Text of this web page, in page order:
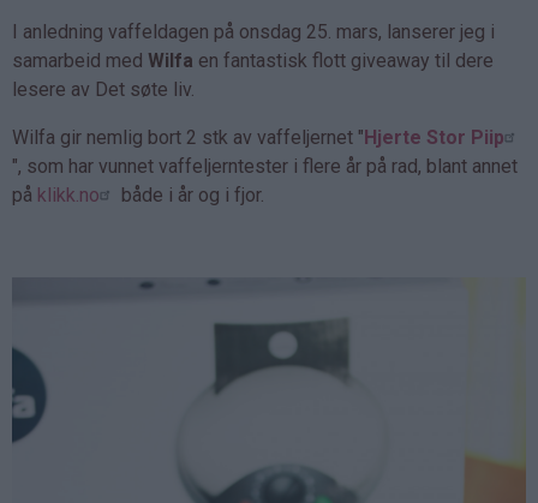
I anledning vaffeldagen på onsdag 25. mars, lanserer jeg i
samarbeid med Wilfa en fantastisk flott giveaway til dere
lesere av Det søte liv.
Wilfa gir nemlig bort 2 stk av vaffeljernet "Hjerte Stor Piip
", som har vunnet vaffeljerntester i flere år på rad, blant annet
på klikk.no både i år og i fjor.